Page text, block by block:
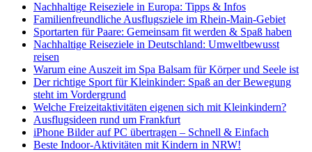
Nachhaltige Reiseziele in Europa: Tipps & Infos
Familienfreundliche Ausflugsziele im Rhein-Main-Gebiet
Sportarten für Paare: Gemeinsam fit werden & Spaß haben
Nachhaltige Reiseziele in Deutschland: Umweltbewusst
reisen
Warum eine Auszeit im Spa Balsam für Körper und Seele ist
Der richtige Sport für Kleinkinder: Spaß an der Bewegung
steht im Vordergrund
Welche Freizeitaktivitäten eigenen sich mit Kleinkindern?
Ausflugsideen rund um Frankfurt
iPhone Bilder auf PC übertragen – Schnell & Einfach
Beste Indoor-Aktivitäten mit Kindern in NRW!